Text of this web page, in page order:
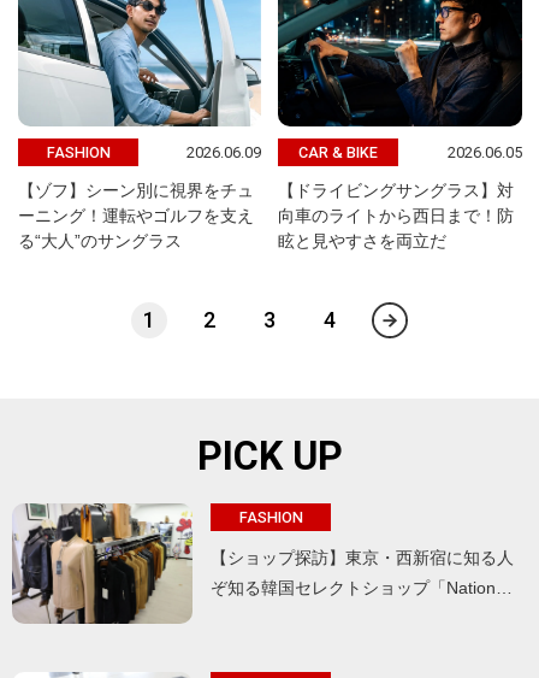
FASHION 2026.06.09
【ゾフ】シーン別に視界をチュ
ーニング！運転やゴルフを支え
る“大人”のサングラス
CAR & BIKE 2026.06.05
【ドライビングサングラス】対
向車のライトから西日まで！防
眩と見やすさを両立だ
1 2 3 4
PICK UP
FASHION
【ショップ探訪】東京・西新宿に知る人
ぞ知る韓国セレクトショップ「Nation…